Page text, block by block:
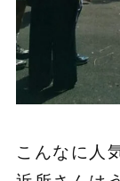
こんなに人